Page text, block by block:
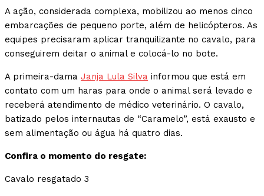
A ação, considerada complexa, mobilizou ao menos cinco
embarcações de pequeno porte, além de helicópteros. As
equipes precisaram aplicar tranquilizante no cavalo, para
conseguirem deitar o animal e colocá-lo no bote.
A primeira-dama Janja Lula Silva informou que está em
contato com um haras para onde o animal será levado e
receberá atendimento de médico veterinário. O cavalo,
batizado pelos internautas de “Caramelo”, está exausto e
sem alimentação ou água há quatro dias.
Confira o momento do resgate:
Cavalo resgatado 3